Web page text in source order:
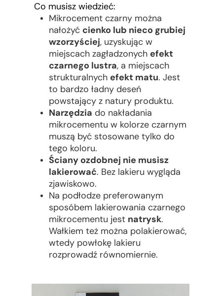
Co musisz wiedzieć:
Mikrocement czarny można
nałożyć cienko lub nieco grubiej
wzorzyściej, uzyskując w
miejscach zagładzonych efekt
czarnego lustra, a miejscach
strukturalnych efekt matu. Jest
to bardzo ładny deseń
powstający z natury produktu.
Narzędzia do nakładania
mikrocementu w kolorze czarnym
muszą być stosowane tylko do
tego koloru.
Ściany ozdobnej nie musisz
lakierować. Bez lakieru wygląda
zjawiskowo.
Na podłodze preferowanym
sposóbem lakierowania czarnego
mikrocementu jest natrysk.
Wałkiem też można polakierować,
wtedy powłokę lakieru
rozprowadź równomiernie.